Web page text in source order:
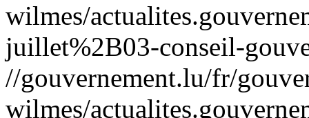
wilmes/
juillet%2B03-conseil-
//gouvernement.lu/fr/
wilmes/